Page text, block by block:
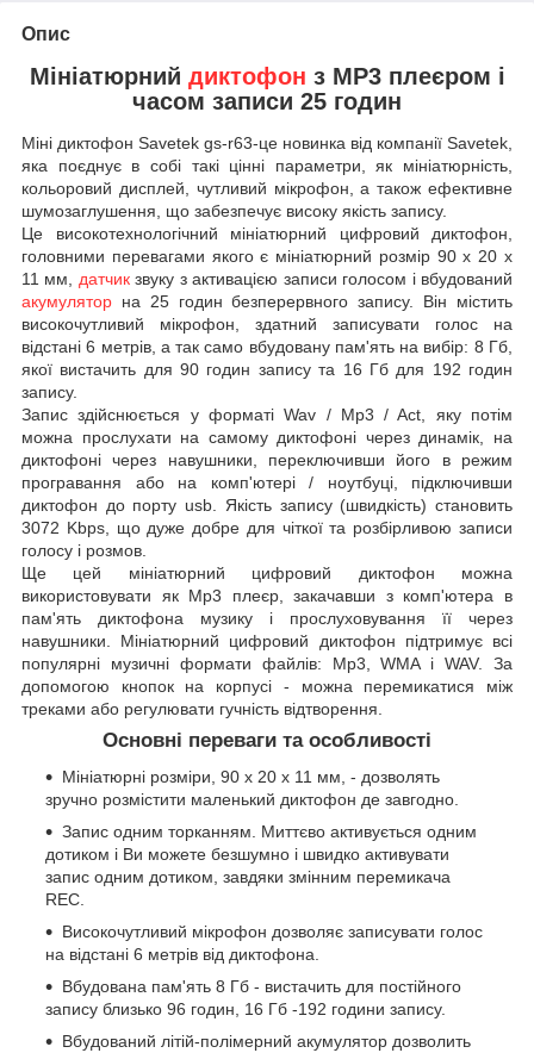
Опис
Мініатюрний диктофон з MP3 плеєром і
часом записи 25 годин
Міні диктофон Savetek gs-r63-це новинка від компанії Savetek,
яка поєднує в собі такі цінні параметри, як мініатюрність,
кольоровий дисплей, чутливий мікрофон, а також ефективне
шумозаглушення, що забезпечує високу якість запису.
Це високотехнологічний мініатюрний цифровий диктофон,
головними перевагами якого є мініатюрний розмір 90 x 20 x
11 мм, датчикзвуку з активацією записи голосом і вбудований
акумулятор на 25 годин безперервного запису. Він містить
високочутливий мікрофон, здатний записувати голос на
відстані 6 метрів, а так само вбудовану пам'ять на вибір: 8 Гб,
якої вистачить для 90 годин запису та 16 Гб для 192 годин
запису.
Запис здійснюється у форматі Wav / Mp3 / Act, яку потім
можна прослухати на самому диктофоні через динамік, на
диктофоні через навушники, переключивши його в режим
програвання або на комп'ютері / ноутбуці, підключивши
диктофон до порту usb. Якість запису (швидкість) становить
3072 Kbps, що дуже добре для чіткої та розбірливою записи
голосу і розмов.
Ще цей мініатюрний цифровий диктофон можна
використовувати як Mp3 плеєр, закачавши з комп'ютера в
пам'ять диктофона музику і прослуховування її через
навушники. Мініатюрний цифровий диктофон підтримує всі
популярні музичні формати файлів: Mp3, WMA і WAV. За
допомогою кнопок на корпусі - можна перемикатися між
треками або регулювати гучність відтворення.
Основні переваги та особливості
Мініатюрні розміри, 90 x 20 x 11 мм, - дозволять
зручно розмістити маленький диктофон де завгодно.
Запис одним торканням. Миттєво активується одним
дотиком і Ви можете безшумно і швидко активувати
запис одним дотиком, завдяки змінним перемикача
REC.
Високочутливий мікрофон дозволяє записувати голос
на відстані 6 метрів від диктофона.
Вбудована пам'ять 8 Гб - вистачить для постійного
запису близько 96 годин, 16 Гб -192 години запису.
Вбудований літій-полімерний акумулятор дозволить